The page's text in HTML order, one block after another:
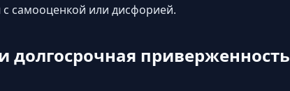
самооценкой или дисфорией.
долгосрочная приверженность